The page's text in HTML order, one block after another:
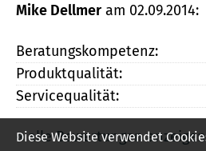
Mike Dellmer am 02.09.2014:
Beratungskompetenz:
Produktqualität:
Servicequalität:
« alle Bewertungen anzeigen
Diese Website verwendet